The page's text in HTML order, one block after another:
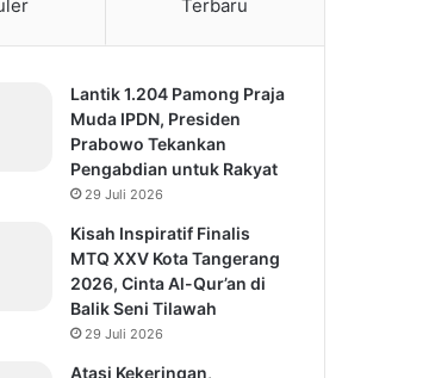
Terbaru
Lantik 1.204 Pamong Praja
Muda IPDN, Presiden
Prabowo Tekankan
Pengabdian untuk Rakyat
29 Juli 2026
Kisah Inspiratif Finalis
MTQ XXV Kota Tangerang
2026, Cinta Al-Qur’an di
Balik Seni Tilawah
29 Juli 2026
Atasi Kekeringan,